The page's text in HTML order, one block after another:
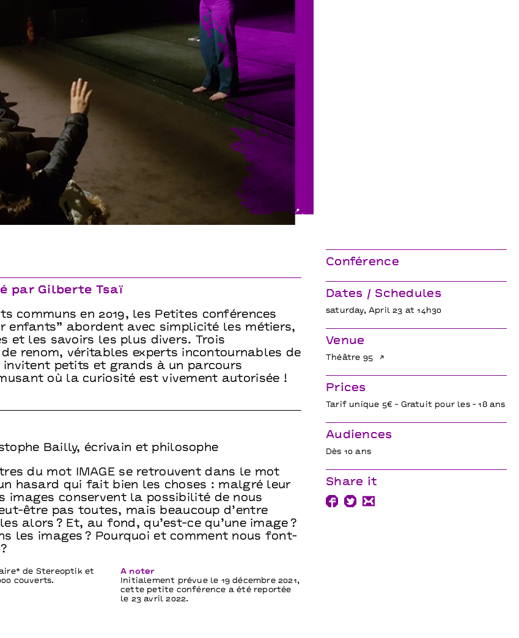
par Gilberte Tsaï
communs en 2019, les Petites conférences
enfants” abordent avec simplicité les métiers,
et les savoirs les plus divers. Trois
renom, véritables experts incontournables de
invitent petits et grands à un parcours
où la curiosité est vivement autorisée !
Bailly, écrivain et philosophe
du mot IMAGE se retrouvent dans le mot
un hasard qui fait bien les choses : malgré leur
images conservent la possibilité de nous
être pas toutes, mais beaucoup d’entre
alors ? Et, au fond, qu’est-ce qu’une image ?
les images ? Pourquoi et comment nous font-
de Stereoptik et
couverts.
À noter
Initialement prévue le 19 décembre 2021,
cette petite conférence a été reportée
le 23 avril 2022.
Conférence
Dates / Schedules
saturday, April 23 at 14h30
Venue
Théâtre 95
Prices
Tarif unique 5€ - Gratuit pour les - 18 ans
Audiences
Dès 10 ans
Share it